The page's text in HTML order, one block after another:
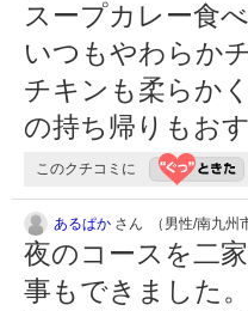
スープカレー食
いつもやわらか
チキンも柔らか
の持ち帰りもお
このクチコミに
あるぱか さん （男性/南九州
夜のコースを二
事もできました